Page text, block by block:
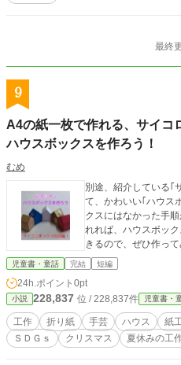
最終
9
A4の紙一枚で作れる、サイコ
ハウスボックスを作ろう！
むめ
別途、紹介している｢
て、かわいい｢ハウス
クスにはなかった手
れれば、ハウスボッ
きるので、ぜひ作って
児童書・童話 完結 短編
24h.ポイント 0pt
小説 228,837 位 / 228,837件 児童書・
工作 折り紙 手芸 ハウス 紙
ＳＤＧｓ
クリスマス 夏休みの工